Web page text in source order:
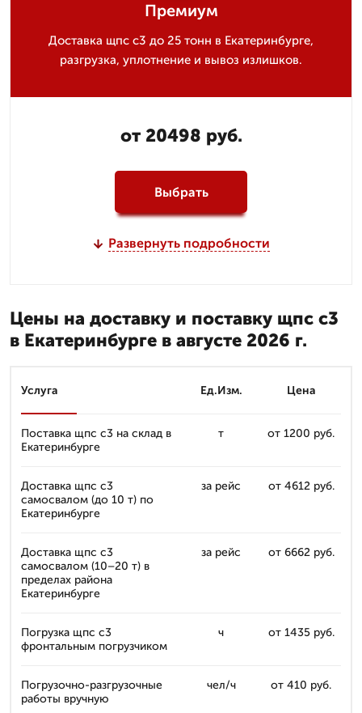
Премиум
Доставка щпс с3 до 25 тонн в Екатеринбурге,
разгрузка, уплотнение и вывоз излишков.
от 20498 руб.
Выбрать
Развернуть подробности
Цены на доставку и поставку щпс с3
в Екатеринбурге в августе 2026 г.
Услуга Ед.Изм. Цена
Поставка щпс с3 на склад в
Екатеринбурге
т от 1200 руб.
Доставка щпс с3
самосвалом (до 10 т) по
Екатеринбурге
за рейс от 4612 руб.
Доставка щпс с3
самосвалом (10–20 т) в
пределах района
Екатеринбурге
за рейс от 6662 руб.
Погрузка щпс с3
фронтальным погрузчиком
ч от 1435 руб.
Погрузочно-разгрузочные
работы вручную
чел/ч от 410 руб.